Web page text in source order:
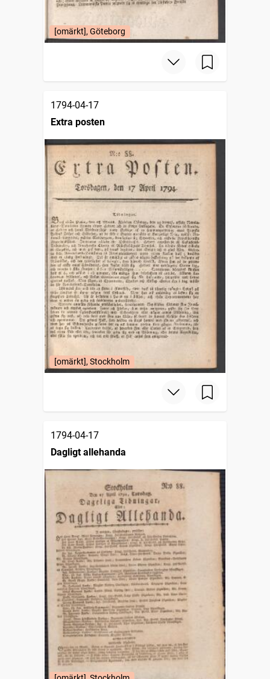
[omärkt], Göteborg
1794-04-17
Extra posten
[omärkt], Stockholm
1794-04-17
Dagligt allehanda